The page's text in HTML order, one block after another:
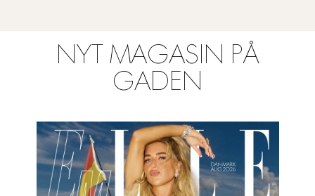
NYT MAGASIN PÅ
GADEN